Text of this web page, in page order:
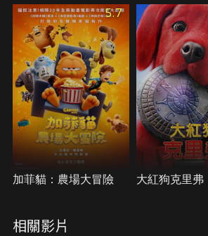
5.7
加菲貓：農場大冒險 大紅狗克里弗
相關影片